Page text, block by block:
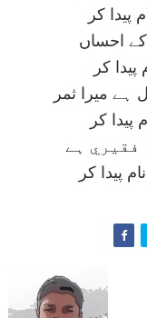
کر
احساں
کر
ميرا ثمر
کر
فقيري ہے
پيدا کر